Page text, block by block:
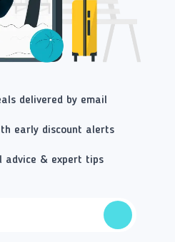
delivered by email
early discount alerts
advice & expert tips